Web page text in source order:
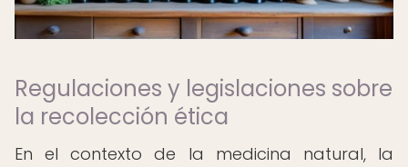
Regulaciones y legislaciones sobre
la recolección ética
En el contexto de la medicina natural, la